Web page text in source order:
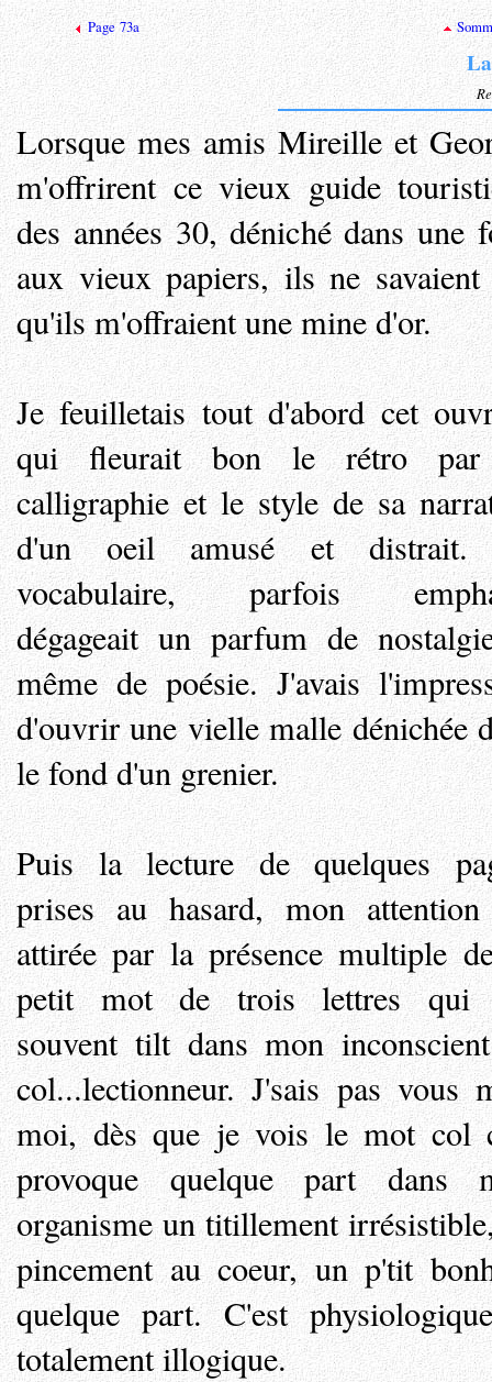
Page 73a
Lorsque mes amis Mireille et
m'offrirent ce vieux guide
des années 30, déniché dans une
aux vieux papiers, ils ne savaient
qu'ils m'offraient une mine d'or.
Je feuilletais tout d'abord cet
qui fleurait bon le rétro
calligraphie et le style de sa
d'un oeil amusé et distrait.
vocabulaire, parfois
dégageait un parfum de
même de poésie. J'avais
d'ouvrir une vielle malle dénichée
le fond d'un grenier.
Puis la lecture de quelques
prises au hasard, mon
attirée par la présence multiple
petit mot de trois lettres qui
souvent tilt dans mon
col...lectionneur. J'sais pas vous
moi, dès que je vois le mot col
provoque quelque part dans
organisme un titillement
pincement au coeur, un p'tit
quelque part. C'est
totalement illogique.